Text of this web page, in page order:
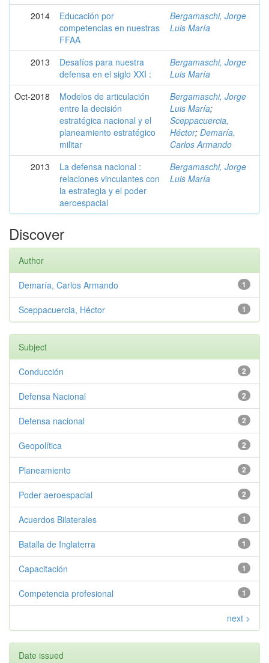
2014
Educación por
competencias en nuestras
FFAA
Bergamaschi, Jorge
Luis María
2013
Desafíos para nuestra
defensa en el siglo XXI :
Bergamaschi, Jorge
Luis María
Oct-2018
Modelos de articulación
entre la decisión
estratégica nacional y el
planeamiento estratégico
militar
Bergamaschi, Jorge
Luis María;
Sceppacuercia,
Héctor; Demaría,
Carlos Armando
2013
La defensa nacional :
relaciones vinculantes con
la estrategia y el poder
aeroespacial
Bergamaschi, Jorge
Luis María
Discover
Author
1
Demaría, Carlos Armando
1
Sceppacuercia, Héctor
Subject
2
Conducción
2
Defensa Nacional
2
Defensa nacional
2
Geopolítica
2
Planeamiento
2
Poder aeroespacial
1
Acuerdos Bilaterales
1
Batalla de Inglaterra
1
Capacitación
1
Competencia profesional
next >
Date issued